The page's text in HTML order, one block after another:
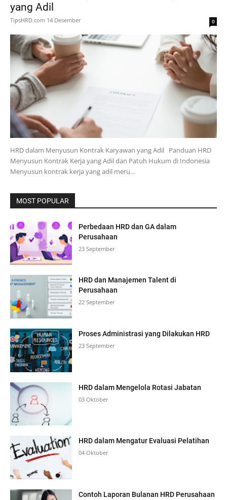
yang Adil
TipsHRD.com 14 Desember 0
HRD dalam Menyusun Kontrak Karyawan yang Adil Panduan HRD
Menyusun Kontrak Kerja yang Adil dan Patuh Hukum di Indonesia
Menyusun kontrak kerja yang adil meru…
MOST POPULAR
Perbedaan HRD dan GA dalam
Perusahaan
23 September
HRD dan Manajemen Talent di
Perusahaan
22 September
Proses Administrasi yang Dilakukan HRD
23 September
HRD dalam Mengelola Rotasi Jabatan
03 Oktober
HRD dalam Mengatur Evaluasi Pelatihan
04 Oktober
Contoh Laporan Bulanan HRD Perusahaan